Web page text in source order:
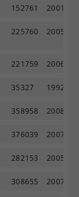
152761 2001
225760 2005
221759 2006
35327 1992
358958 2008
376039 2007
282153 2005
308655 2007